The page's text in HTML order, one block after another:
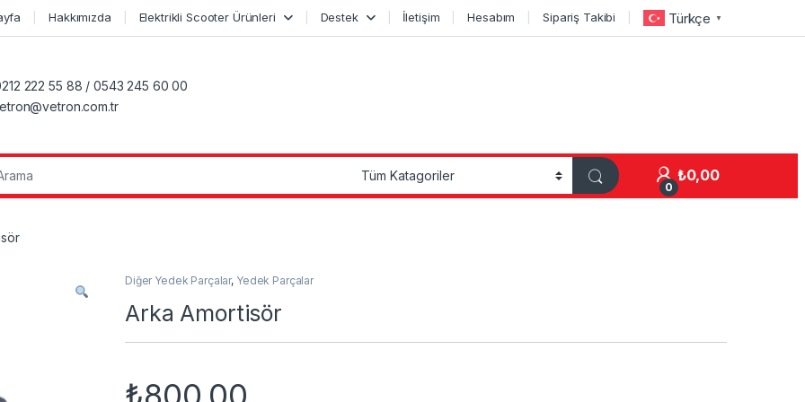
Hakkımızda Elektrikli Scooter Ürünleri Destek İletişim Hesabım Sipariş Takibi Türkçe ▼
222 55 88 / 0543 245 60 00
0
₺0,00
Diğer Yedek Parçalar, Yedek Parçalar
Arka Amortisör